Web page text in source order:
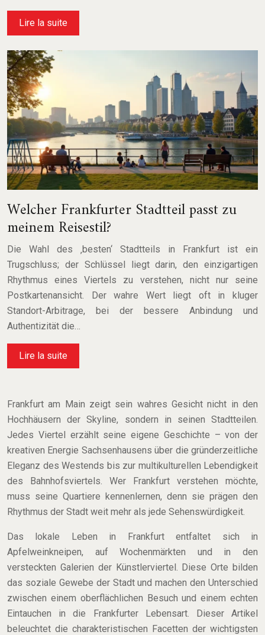
Lire la suite
Welcher Frankfurter Stadtteil passt zu
meinem Reisestil?
Die Wahl des ‚besten‘ Stadtteils in Frankfurt ist ein
Trugschluss; der Schlüssel liegt darin, den einzigartigen
Rhythmus eines Viertels zu verstehen, nicht nur seine
Postkartenansicht. Der wahre Wert liegt oft in kluger
Standort-Arbitrage, bei der bessere Anbindung und
Authentizität die…
Lire la suite
Frankfurt am Main zeigt sein wahres Gesicht nicht in den
Hochhäusern der Skyline, sondern in seinen Stadtteilen.
Jedes Viertel erzählt seine eigene Geschichte – von der
kreativen Energie Sachsenhausens über die gründerzeitliche
Eleganz des Westends bis zur multikulturellen Lebendigkeit
des Bahnhofsviertels. Wer Frankfurt verstehen möchte,
muss seine Quartiere kennenlernen, denn sie prägen den
Rhythmus der Stadt weit mehr als jede Sehenswürdigkeit.
Das lokale Leben in Frankfurt entfaltet sich in
Apfelweinkneipen, auf Wochenmärkten und in den
versteckten Galerien der Künstlerviertel. Diese Orte bilden
das soziale Gewebe der Stadt und machen den Unterschied
zwischen einem oberflächlichen Besuch und einem echten
Eintauchen in die Frankfurter Lebensart. Dieser Artikel
beleuchtet die charakteristischen Facetten der wichtigsten